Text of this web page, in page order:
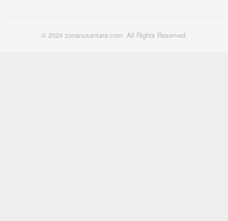
© 2024 zonanusantara.com. All Rights Reserved.